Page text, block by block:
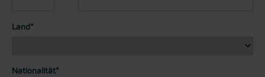
Land*
Nationalität*